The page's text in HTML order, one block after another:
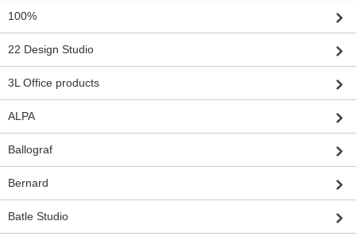
100%
22 Design Studio
3L Office products
ALPA
Ballograf
Bernard
Batle Studio